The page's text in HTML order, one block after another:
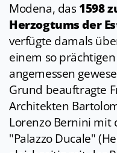
Modena, das1598
Herzogtums der
verfügte damals
einem so
angemessen
Grund beauftragte
Architekten
Lorenzo Bernini mit
"Palazzo Ducale"